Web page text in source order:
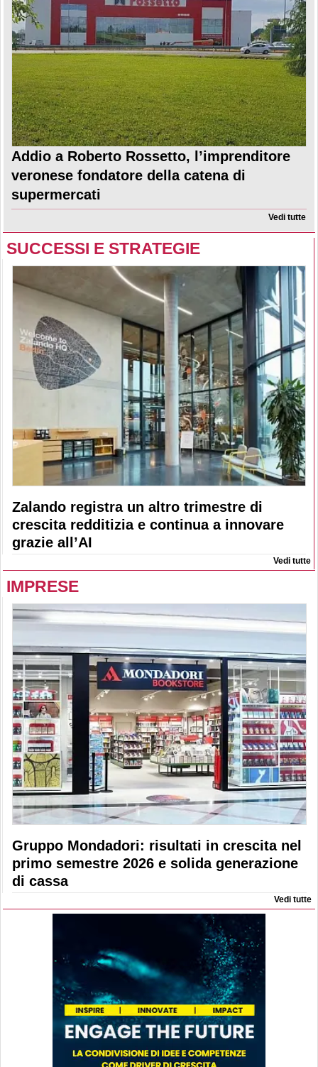
Addio a Roberto Rossetto, l’imprenditore
veronese fondatore della catena di
supermercati
Vedi tutte
SUCCESSI E STRATEGIE
Zalando registra un altro trimestre di
crescita redditizia e continua a innovare
grazie all’AI
Vedi tutte
IMPRESE
Gruppo Mondadori: risultati in crescita nel
primo semestre 2026 e solida generazione
di cassa
Vedi tutte